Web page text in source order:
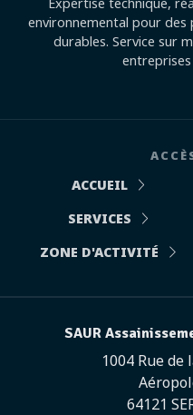
environnemental pour
durables. Service sur
ACCUEIL
SERVICES
ZONE D'ACTIVITÉ
SAUR
1004 Rue de
64121